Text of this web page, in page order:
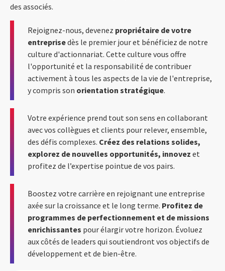
des associés.
Rejoignez-nous, devenez propriétaire de votre
entreprisedès le premier jour et bénéficiez de notre
culture d'actionnariat. Cette culture vous offre
l'opportunité et la responsabilité de contribuer
activement à tous les aspects de la vie de l'entreprise,
y compris son orientation stratégique.
Votre expérience prend tout son sens en collaborant
avec vos collègues et clients pour relever, ensemble,
des défis complexes. Créez des relations solides,
explorez de nouvelles opportunités, innovez et
profitez de l’expertise pointue de vos pairs.
Boostez votre carrière en rejoignant une entreprise
axée sur la croissance et le long terme. Profitez de
programmes de perfectionnement et de missions
enrichissantes pour élargir votre horizon. Évoluez
aux côtés de leaders qui soutiendront vos objectifs de
développement et de bien-être.